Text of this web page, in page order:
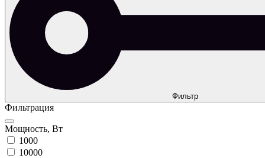
Фильтр
Фильтрация
Мощность, Вт
1000
10000